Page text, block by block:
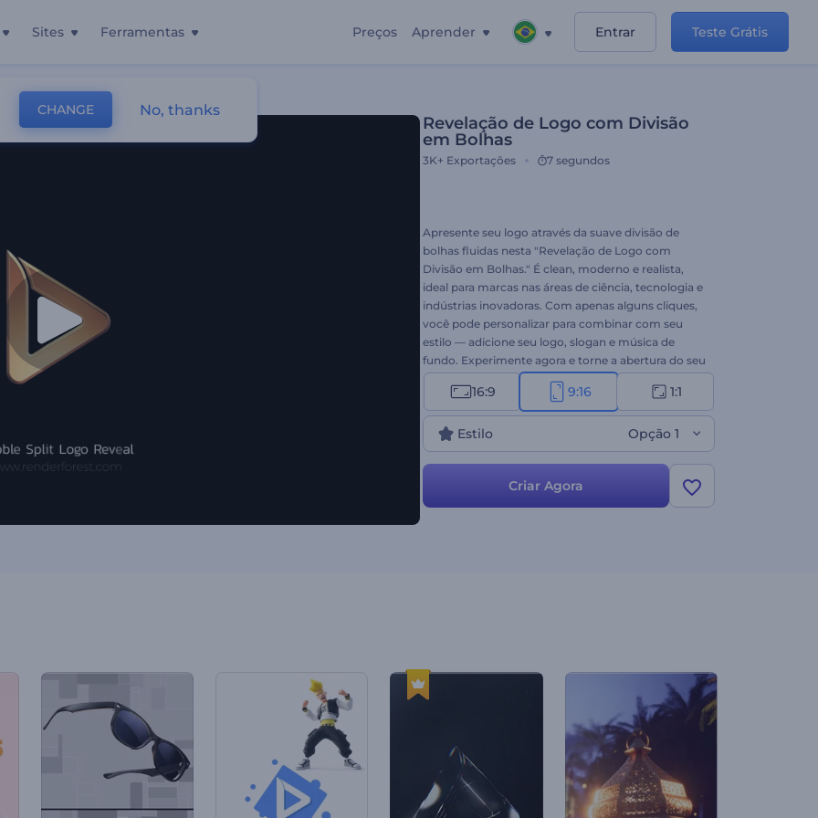
Sites Ferramentas Preços Aprender Entrar Teste Grátis
Revelação de Logo com Divisão
em Bolhas
3K+ Exportações 7 segundos
Apresente seu logo através da suave divisão de
bolhas fluidas nesta "Revelação de Logo com
Divisão em Bolhas." É clean, moderno e realista,
ideal para marcas nas áreas de ciência, tecnologia e
indústrias inovadoras. Com apenas alguns cliques,
você pode personalizar para combinar com seu
estilo — adicione seu logo, slogan e música de
fundo. Experimente agora e torne a abertura do seu
logo inesquecível!
16:9 9:16 1:1
Estilo Opção 1
Criar Agora
CHANGE No, thanks